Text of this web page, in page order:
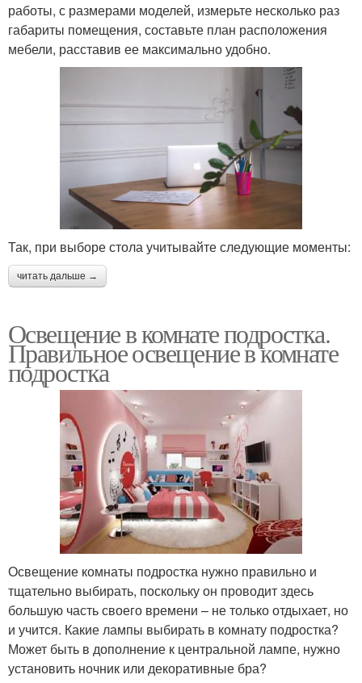
работы, с размерами моделей, измерьте несколько раз
габариты помещения, составьте план расположения
мебели, расставив ее максимально удобно.
Так, при выборе стола учитывайте следующие моменты:
читать дальше →
Освещение в комнате подростка.
Правильное освещение в комнате
подростка
Освещение комнаты подростка нужно правильно и
тщательно выбирать, поскольку он проводит здесь
большую часть своего времени – не только отдыхает, но
и учится. Какие лампы выбирать в комнату подростка?
Может быть в дополнение к центральной лампе, нужно
установить ночник или декоративные бра?